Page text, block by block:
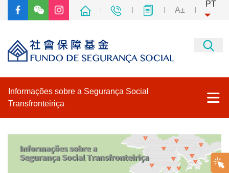
A±
PT
Informações sobre a Segurança Social
Transfronteiriça
Medidas Provisórias sobre a Adesão dos Residentes de Hong
Kong, Macau e Taiwan ao Seguro Social no Interior da China